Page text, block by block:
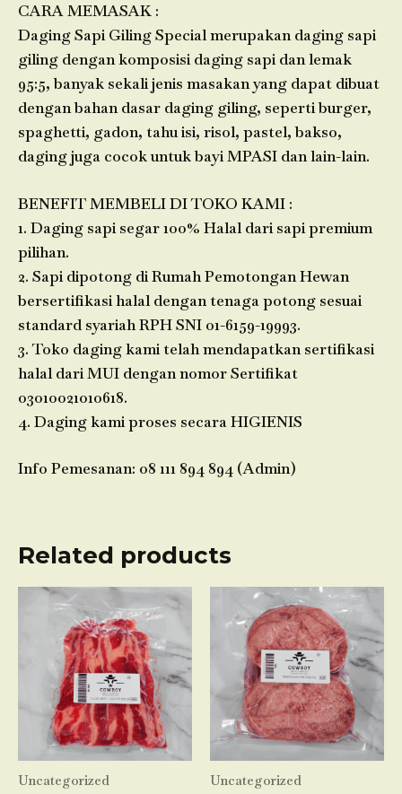
CARA MEMASAK :
Daging Sapi Giling Special merupakan daging sapi
giling dengan komposisi daging sapi dan lemak
95:5, banyak sekali jenis masakan yang dapat dibuat
dengan bahan dasar daging giling, seperti burger,
spaghetti, gadon, tahu isi, risol, pastel, bakso,
daging juga cocok untuk bayi MPASI dan lain-lain.
BENEFIT MEMBELI DI TOKO KAMI :
1. Daging sapi segar 100% Halal dari sapi premium
pilihan.
2. Sapi dipotong di Rumah Pemotongan Hewan
bersertifikasi halal dengan tenaga potong sesuai
standard syariah RPH SNI 01-6159-19993.
3. Toko daging kami telah mendapatkan sertifikasi
halal dari MUI dengan nomor Sertifikat
03010021010618.
4. Daging kami proses secara HIGIENIS
Info Pemesanan: 08 111 894 894 (Admin)
Related products
Uncategorized Uncategorized